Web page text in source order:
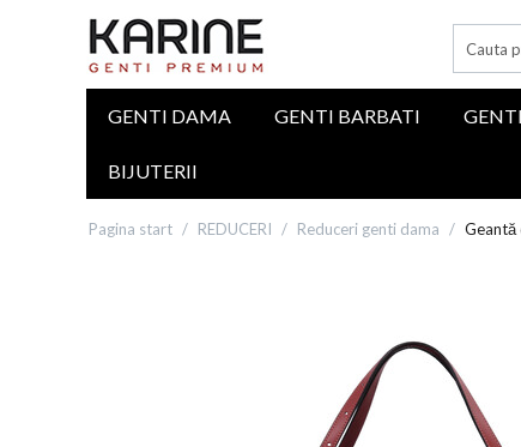
GENTI DAMA GENTI BARBATI
BIJUTERII
Pagina start / REDUCERI / Reduceri genti dama / Geantă